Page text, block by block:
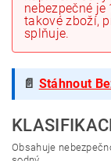
nebezpečné
takové zboží,
splňuje.
📄 Stáhnout
Obsahuje